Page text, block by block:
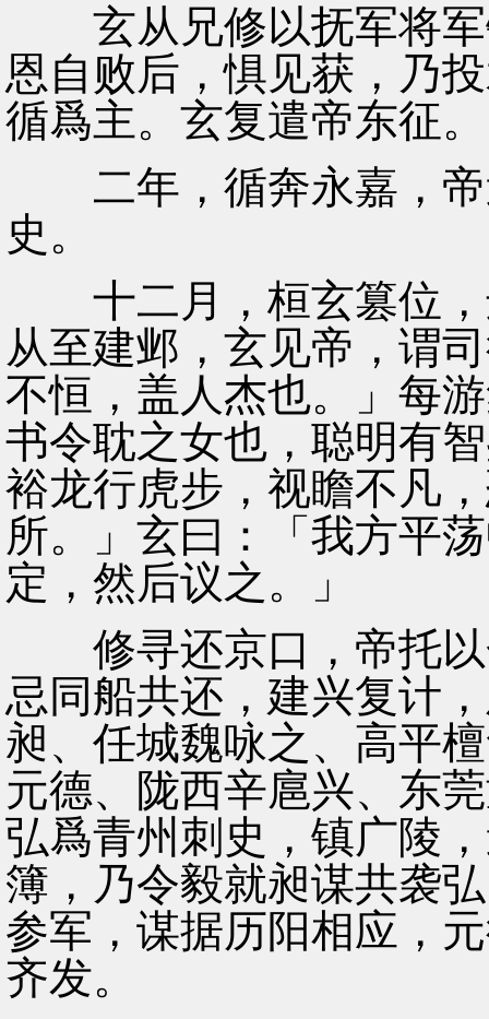
玄从兄修以抚军将军
恩自败后，惧见获，乃
循爲主。玄复遣帝东征。
二年，循奔永嘉，帝
史。
十二月，桓玄篡位，
从至建邺，玄见帝，谓
不恒，盖人杰也。」每
书令耽之女也，聪明有
裕龙行虎步，视瞻不凡
所。」玄曰：「我方平
定，然后议之。」
修寻还京口，帝托以
忌同船共还，建兴复计
昶、任城魏咏之、高平
元德、陇西辛扈兴、东
弘爲青州刺史，镇广陵
簿，乃令毅就昶谋共袭
参军，谋据历阳相应，
齐发。